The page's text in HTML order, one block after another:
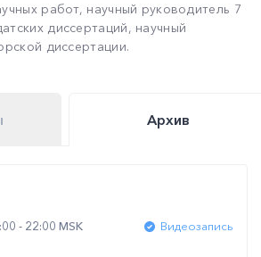
работ, научный руководитель 7
диссертаций, научный
диссертации.
Архив
- 22:00 MSK
Видеозапись